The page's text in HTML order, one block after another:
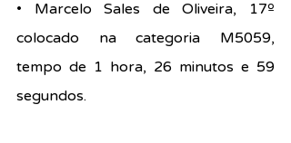
• Marcelo Sales de Oliveira, 17º
colocado na categoria M5059,
tempo de 1 hora, 26 minutos e 59
segundos.